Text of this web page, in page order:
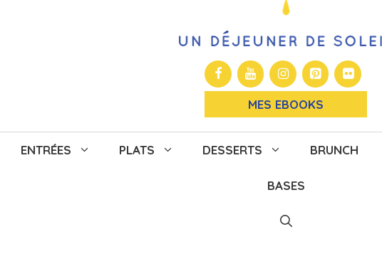
MES EBOOKS
ENTRÉES PLATS DESSERTS BRUNCH
BASES